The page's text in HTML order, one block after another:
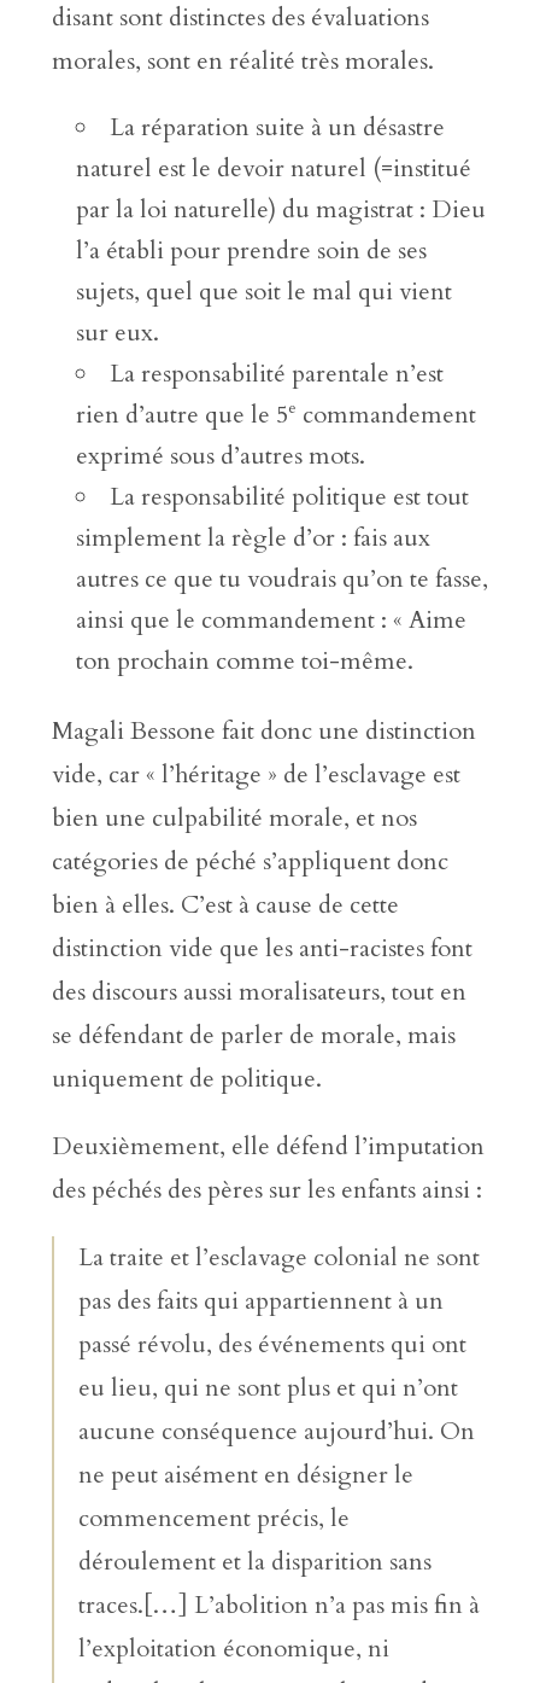
disant sont distinctes des évaluations
morales, sont en réalité très morales.
La réparation suite à un désastre
naturel est le devoir naturel (=institué
par la loi naturelle) du magistrat : Dieu
l’a établi pour prendre soin de ses
sujets, quel que soit le mal qui vient
sur eux.
La responsabilité parentale n’est
rien d’autre que le 5e commandement
exprimé sous d’autres mots.
La responsabilité politique est tout
simplement la règle d’or : fais aux
autres ce que tu voudrais qu’on te fasse,
ainsi que le commandement : « Aime
ton prochain comme toi-même.
Magali Bessone fait donc une distinction
vide, car « l’héritage » de l’esclavage est
bien une culpabilité morale, et nos
catégories de péché s’appliquent donc
bien à elles. C’est à cause de cette
distinction vide que les anti-racistes font
des discours aussi moralisateurs, tout en
se défendant de parler de morale, mais
uniquement de politique.
Deuxièmement, elle défend l’imputation
des péchés des pères sur les enfants ainsi :
La traite et l’esclavage colonial ne sont
pas des faits qui appartiennent à un
passé révolu, des événements qui ont
eu lieu, qui ne sont plus et qui n’ont
aucune conséquence aujourd’hui. On
ne peut aisément en désigner le
commencement précis, le
déroulement et la disparition sans
traces.[…] L’abolition n’a pas mis fin à
l’exploitation économique, ni